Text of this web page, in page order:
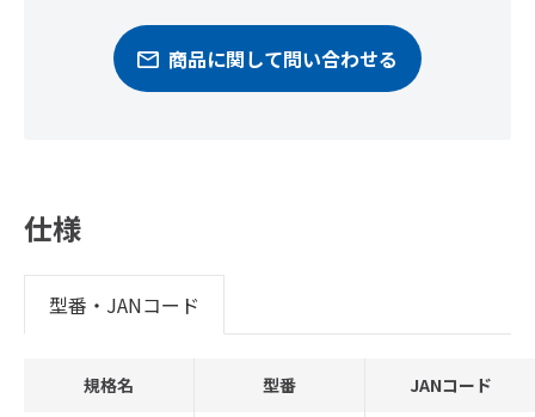
商品に関して問い合わせる
仕様
型番・JANコード
規格名 型番 JANコード